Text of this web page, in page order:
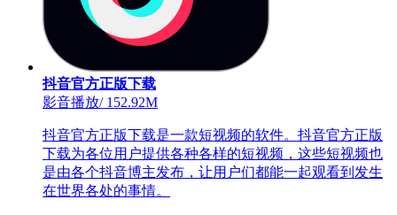
抖音官方正版下载
影音播放/152.92M
抖音官方正版下载是一款短视频的软件。抖音官方正版
下载为各位用户提供各种各样的短视频，这些短视频也
是由各个抖音博主发布，让用户们都能一起观看到发生
在世界各处的事情。